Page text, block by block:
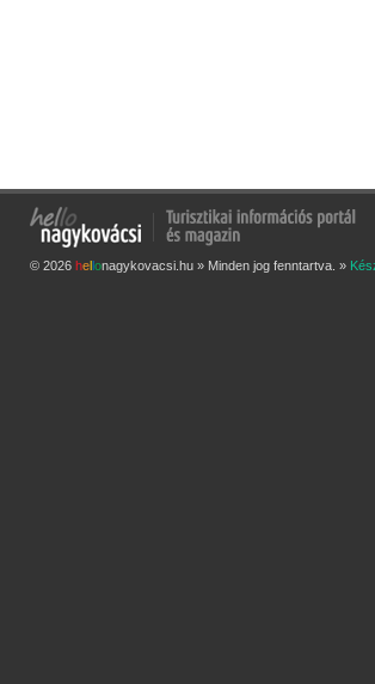
© 2026 he onagykovacsi.hu » Minden jog fenntartva. »